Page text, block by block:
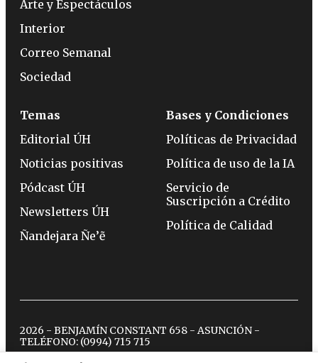
Arte y Espectáculos
Interior
Correo Semanal
Sociedad
Temas
Editorial ÚH
Noticias positivas
Pódcast ÚH
Newsletters ÚH
Ñandejara Ñe’ẽ
Bases y Condiciones
Políticas de Privacidad
Política de uso de la IA
Servicio de
Suscripción a Crédito
Política de Calidad
2026 - BENJAMÍN CONSTANT 658 - ASUNCIÓN -
TELÉFONO: (0994) 715 715